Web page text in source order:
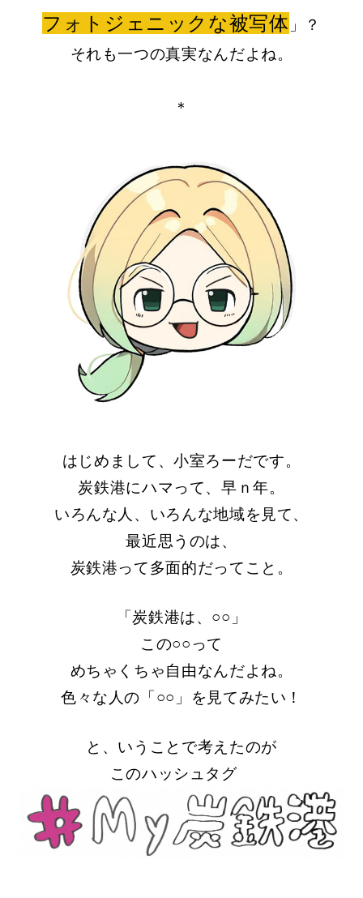
フォトジェニックな被写体 」？
それも一つの真実なんだよね。
＊
はじめまして、小室ろーだです。
炭鉄港にハマって、早ｎ年。
いろんな人、いろんな地域を見て、
最近思うのは、
炭鉄港って多面的だってこと。
「炭鉄港は、○○」
この○○って
めちゃくちゃ自由なんだよね。
色々な人の「○○」を見てみたい！
と、いうことで考えたのが
このハッシュタグ